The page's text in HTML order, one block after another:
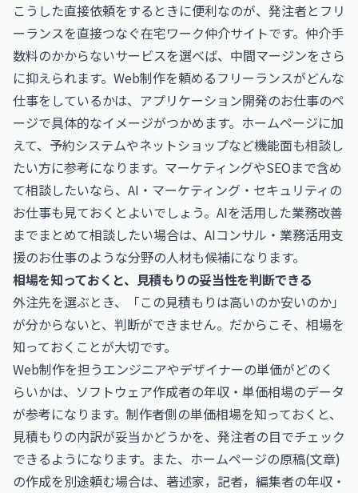
こうした直接依頼をするときに便利なのが、発注者とフリ
ーランスを直接つなぐ在宅ワーク仲介サイトです。仲介手
数料のかからないサービスを選べば、中間マージンをさら
に抑えられます。Web制作を頼めるフリーランスがどんな
仕事をしているかは、 アプリケーション開発のお仕事のペ
ージで具体的なイメージがつかめます。ホームページに加
えて、予約システムやネットショップなど機能面も相談し
たい方に参考になります。マーケティングやSEOまで含め
て相談したいなら、 AI・マーケティング・セキュリティの
お仕事も見ておくとよいでしょう。AIを活用した業務改善
までまとめて相談したい場合は、 AIコンサル・業務活用支
援のお仕事のような分野の人材も候補になります。
相場を知っておくと、見積もりの妥当性を判断できる
外注先を選ぶとき、「この見積もりは高いのか安いのか」
が分からないと、判断ができません。だからこそ、相場を
知っておくことが大切です。
Web制作を担うエンジニアやデザイナーの単価がどのく
らいかは、 ソフトウェア作成者の年収・単価相場のデータ
が参考になります。制作者側の単価相場を知っておくと、
見積もりの内訳が妥当かどうかを、発注者の目でチェック
できるようになります。また、ホームページの原稿(文章)
の作成を別途頼む場合は、 著述家，記者，編集者の年収・